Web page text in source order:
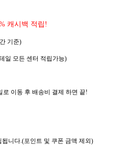
캐시백 적립 !
기준)
일 모든 센터 적립가능)
이동 후 배송비 결제 하면 끝!
됩니다 .(포인트 및 쿠폰 금액 제외)